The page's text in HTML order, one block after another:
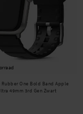
Rubber One Bold Band Apple
49mm 3rd Gen Zwart